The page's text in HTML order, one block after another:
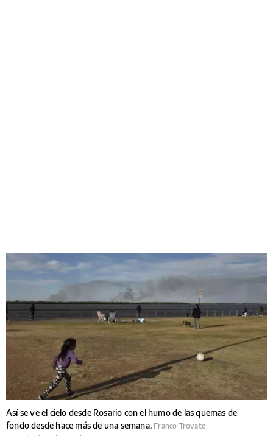
Así se ve el cielo desde Rosario con el humo de las quemas de
fondo desde hace más de una semana. Franco Trovato